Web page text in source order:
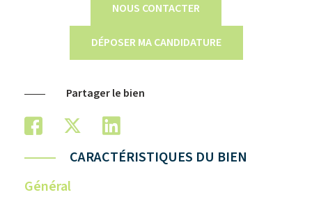
NOUS CONTACTER
DÉPOSER MA CANDIDATURE
Partager le bien
CARACTÉRISTIQUES DU BIEN
Général